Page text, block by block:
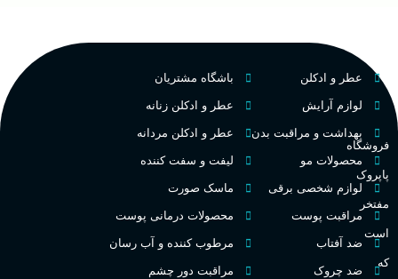
کشور مبدا برند
طبع تلخ
غلظت
اکسترکت دو پرفیوم
گروه بویایی میوه ای
میوه‌ها و مرکبات، وانیل،
فروشگاه
پاپروک
مفتخر
است
که
عطر و ادکلن
لوازم آرایش
بهداشت و مراقبت بدن
محصولات مو
لوازم شخصی برقی
مراقبت پوست
ضد آفتاب
ضد چروک
باشگاه مشتریان
عطر و ادکلن زنانه
عطر و ادکلن مردانه
لیفت و سفت کننده
ماسک صورت
محصولات درمانی پوست
مرطوب کننده و آب رسان
مراقبت دور چشم